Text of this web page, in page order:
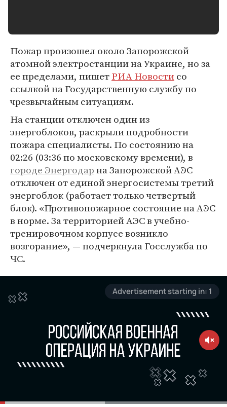
Пожар произошел около Запорожской
атомной электростанции на Украине, но за
ее пределами, пишетРИА Новостисо
ссылкой на Государственную службу по
чрезвычайным ситуациям.
На станции отключен один из
энергоблоков, раскрыли подробности
пожара специалисты. По состоянию на
02:26 (03:36 по московскому времени), в
городе Энергодарна Запорожской АЭС
отключен от единой энергосистемы третий
энергоблок (работает только четвертый
блок). «Противопожарное состояние на АЭС
в норме. За территорией АЭС в учебно-
тренировочном корпусе возникло
возгорание», — подчеркнула Госслужба по
ЧС.